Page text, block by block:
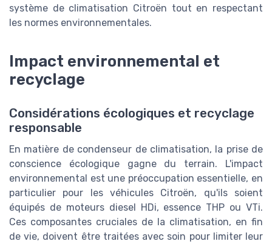
système de climatisation Citroën tout en respectant
les normes environnementales.
Impact environnemental et
recyclage
Considérations écologiques et recyclage
responsable
En matière de condenseur de climatisation, la prise de
conscience écologique gagne du terrain. L'impact
environnemental est une préoccupation essentielle, en
particulier pour les véhicules Citroën, qu'ils soient
équipés de moteurs diesel HDi, essence THP ou VTi.
Ces composantes cruciales de la climatisation, en fin
de vie, doivent être traitées avec soin pour limiter leur